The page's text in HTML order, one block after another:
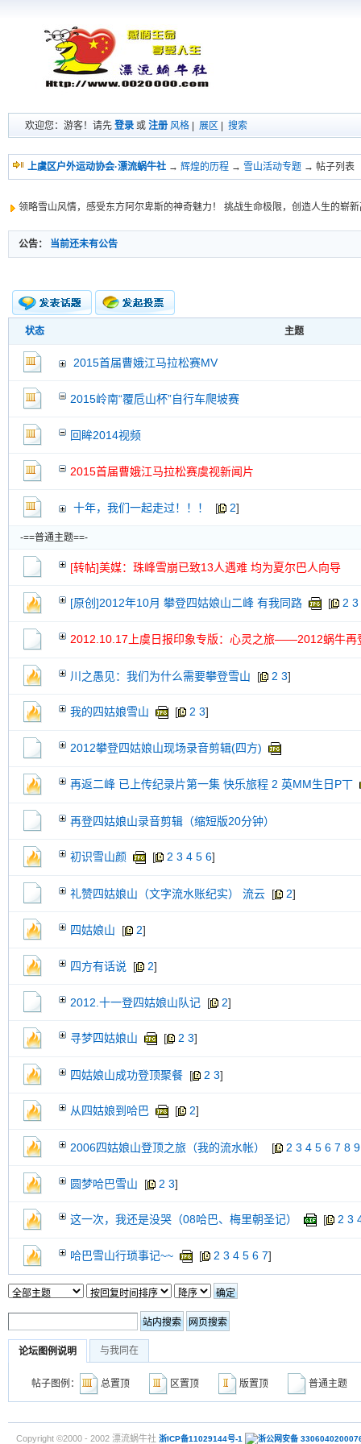
欢迎您：游客！请先 登录 或 注册 风格 展区 搜索
上虞区户外运动协会·漂流蜗牛社 → 辉煌的历程 → 雪山活动专题 → 帖子列表
领略雪山风情，感受东方阿尔卑斯的神奇魅力！ 挑战生命极限，创造人生的崭
公告： 当前还未有公告
新的主题
交易帖
状态 主题
2015首届曹娥江马拉松赛MV
2015岭南“覆卮山杯”自行车爬坡赛
回眸2014视频
2015首届曹娥江马拉松赛虞视新闻片
十年，我们一起走过！！！ [ 2]
-==普通主题==-
[转帖]美媒：珠峰雪崩已致13人遇难 均为夏尔巴人向导
[原创]2012年10月 攀登四姑娘山二峰 有我同路 [ 2 3
2012.10.17上虞日报印象专版：心灵之旅——2012蜗牛再
川之愚见：我们为什么需要攀登雪山 [ 2 3]
我的四姑娘雪山 [ 2 3]
2012攀登四姑娘山现场录音剪辑(四方)
再返二峰 已上传纪录片第一集 快乐旅程 2 英MM生日P丅
再登四姑娘山录音剪辑（缩短版20分钟）
初识雪山颜 [ 2 3 4 5 6]
礼赞四姑娘山（文字流水账纪实） 流云 [ 2]
四姑娘山 [ 2]
四方有话说 [ 2]
2012.十一登四姑娘山队记 [ 2]
寻梦四姑娘山 [ 2 3]
四姑娘山成功登顶聚餐 [ 2 3]
从四姑娘到哈巴 [ 2]
2006四姑娘山登顶之旅（我的流水帐） [ 2 3 4 5 6 7 8 9
圆梦哈巴雪山 [ 2 3]
这一次，我还是没哭（08哈巴、梅里朝圣记） [ 2 3
哈巴雪山行琐事记~~ [ 2 3 4 5 6 7]
论坛图例说明 与我同在
帖子图例： 总置顶 区置顶 版置顶 普通主
Copyright ©2000 - 2002 漂流蜗牛社 浙ICP备11029144号-1 浙公网安备